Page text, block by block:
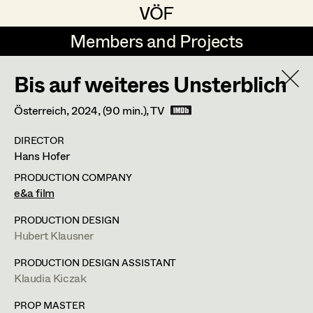
VÖF
VÖF
Members and Projects
Members and Projects
DE EN HOME
Art Department
Costume Department
Retired Members
Honorary Members
Maria-Theresia Bartl
Elisa Berger
Elisabeth Binder
Marion Grädler
Barbara Haegele
Sabine Waszmer
Assistant Costume Designer
1050Wien
sabine.waszmer@chello.at
Bildmaterial
COSTUME DESIGN ASSISTANT
2024 Tatort - Messer
(Kostümbild Assistenz)
Bis auf weiteres Unsterblich
Österreich,2024, (90 min.), TV
DIRECTOR
Hans Hofer
PRODUCTION COMPANY
e&a film
PRODUCTION DESIGN
Hubert Klausner
PRODUCTION DESIGN ASSISTANT
Klaudia Kiczak
PROP MASTER